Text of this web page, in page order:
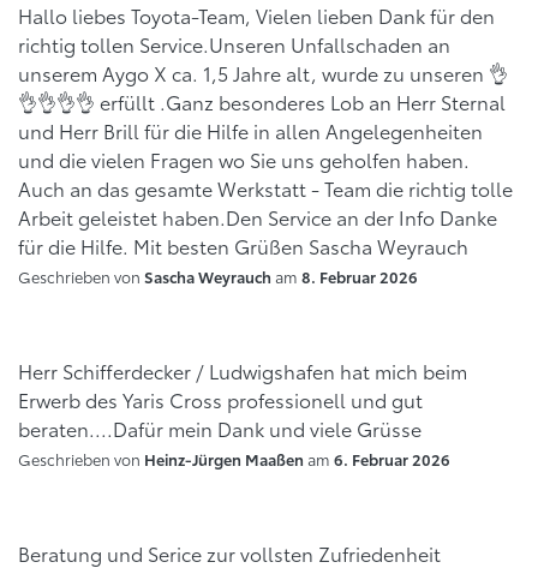
Hallo liebes Toyota-Team, Vielen lieben Dank für den
richtig tollen Service.Unseren Unfallschaden an
unserem Aygo X ca. 1,5 Jahre alt, wurde zu unseren 👌
👌👌👌👌 erfüllt .Ganz besonderes Lob an Herr Sternal
und Herr Brill für die Hilfe in allen Angelegenheiten
und die vielen Fragen wo Sie uns geholfen haben.
Auch an das gesamte Werkstatt - Team die richtig tolle
Arbeit geleistet haben.Den Service an der Info Danke
für die Hilfe. Mit besten Grüßen Sascha Weyrauch
Geschrieben von Sascha Weyrauch am 8. Februar 2026
Herr Schifferdecker / Ludwigshafen hat mich beim
Erwerb des Yaris Cross professionell und gut
beraten....Dafür mein Dank und viele Grüsse
Geschrieben von Heinz-Jürgen Maaßen am 6. Februar 2026
Beratung und Serice zur vollsten Zufriedenheit